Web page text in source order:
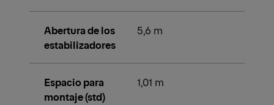
Abertura de los
estabilizadores
5,6 m
Espacio para
montaje (std)
1,01 m